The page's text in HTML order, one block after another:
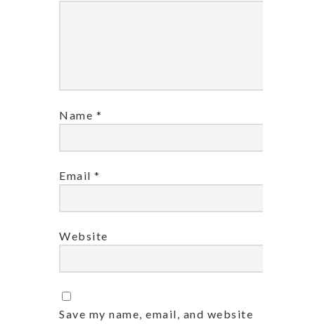
Name *
Email *
Website
Save my name, email, and website